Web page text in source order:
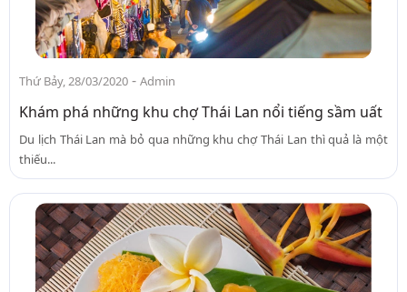
Thứ Bảy, 28/03/2020 - Admin
Khám phá những khu chợ Thái Lan nổi tiếng sầm uất
Du lịch Thái Lan mà bỏ qua những khu chợ Thái Lan thì quả là một
thiếu...